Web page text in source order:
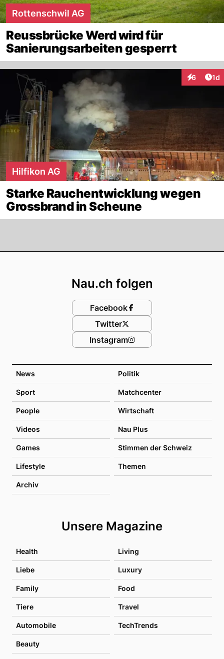
Rottenschwil AG
Reussbrücke Werd wird für
Sanierungsarbeiten gesperrt
6 1d
Hilfikon AG
Starke Rauchentwicklung wegen
Grossbrand in Scheune
News Politik
Sport Matchcenter
People Wirtschaft
Videos Nau Plus
Games Stimmen der Schweiz
Lifestyle Themen
Archiv
Unsere Magazine
Health Living
Liebe Luxury
Family Food
Tiere Travel
Automobile TechTrends
Beauty
Nau.ch folgen
Facebook
Twitter
Instagram